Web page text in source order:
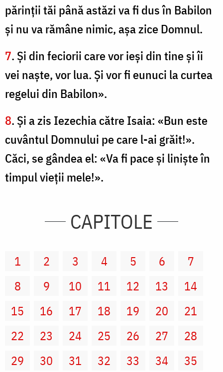
părinţii tăi până astăzi va fi dus în Babilon
şi nu va rămâne nimic, aşa zice Domnul.
7. Şi din feciorii care vor ieşi din tine şi îi
vei naşte, vor lua. Şi vor fi eunuci la curtea
regelui din Babilon».
8. Şi a zis Iezechia către Isaia: «Bun este
cuvântul Domnului pe care l-ai grăit!».
Căci, se gândea el: «Va fi pace şi linişte în
timpul vieţii mele!».
CAPITOLE
1 2 3 4 5 6
7
8
9 10 11 12 13
14
15
16 17 18 19 20
21
22
23 24 25 26 27
28
29
30 31 32 33 34
35